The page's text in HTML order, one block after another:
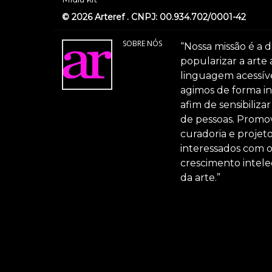
© 2026 Arteref . CNPJ: 00.934.702/0001-42
SOBRE NÓS
“Nossa missão é
popularizar a arte
linguagem
agimos de forma
afim de
de pessoas.
curadoria e
interessados com
crescimento
da arte.”